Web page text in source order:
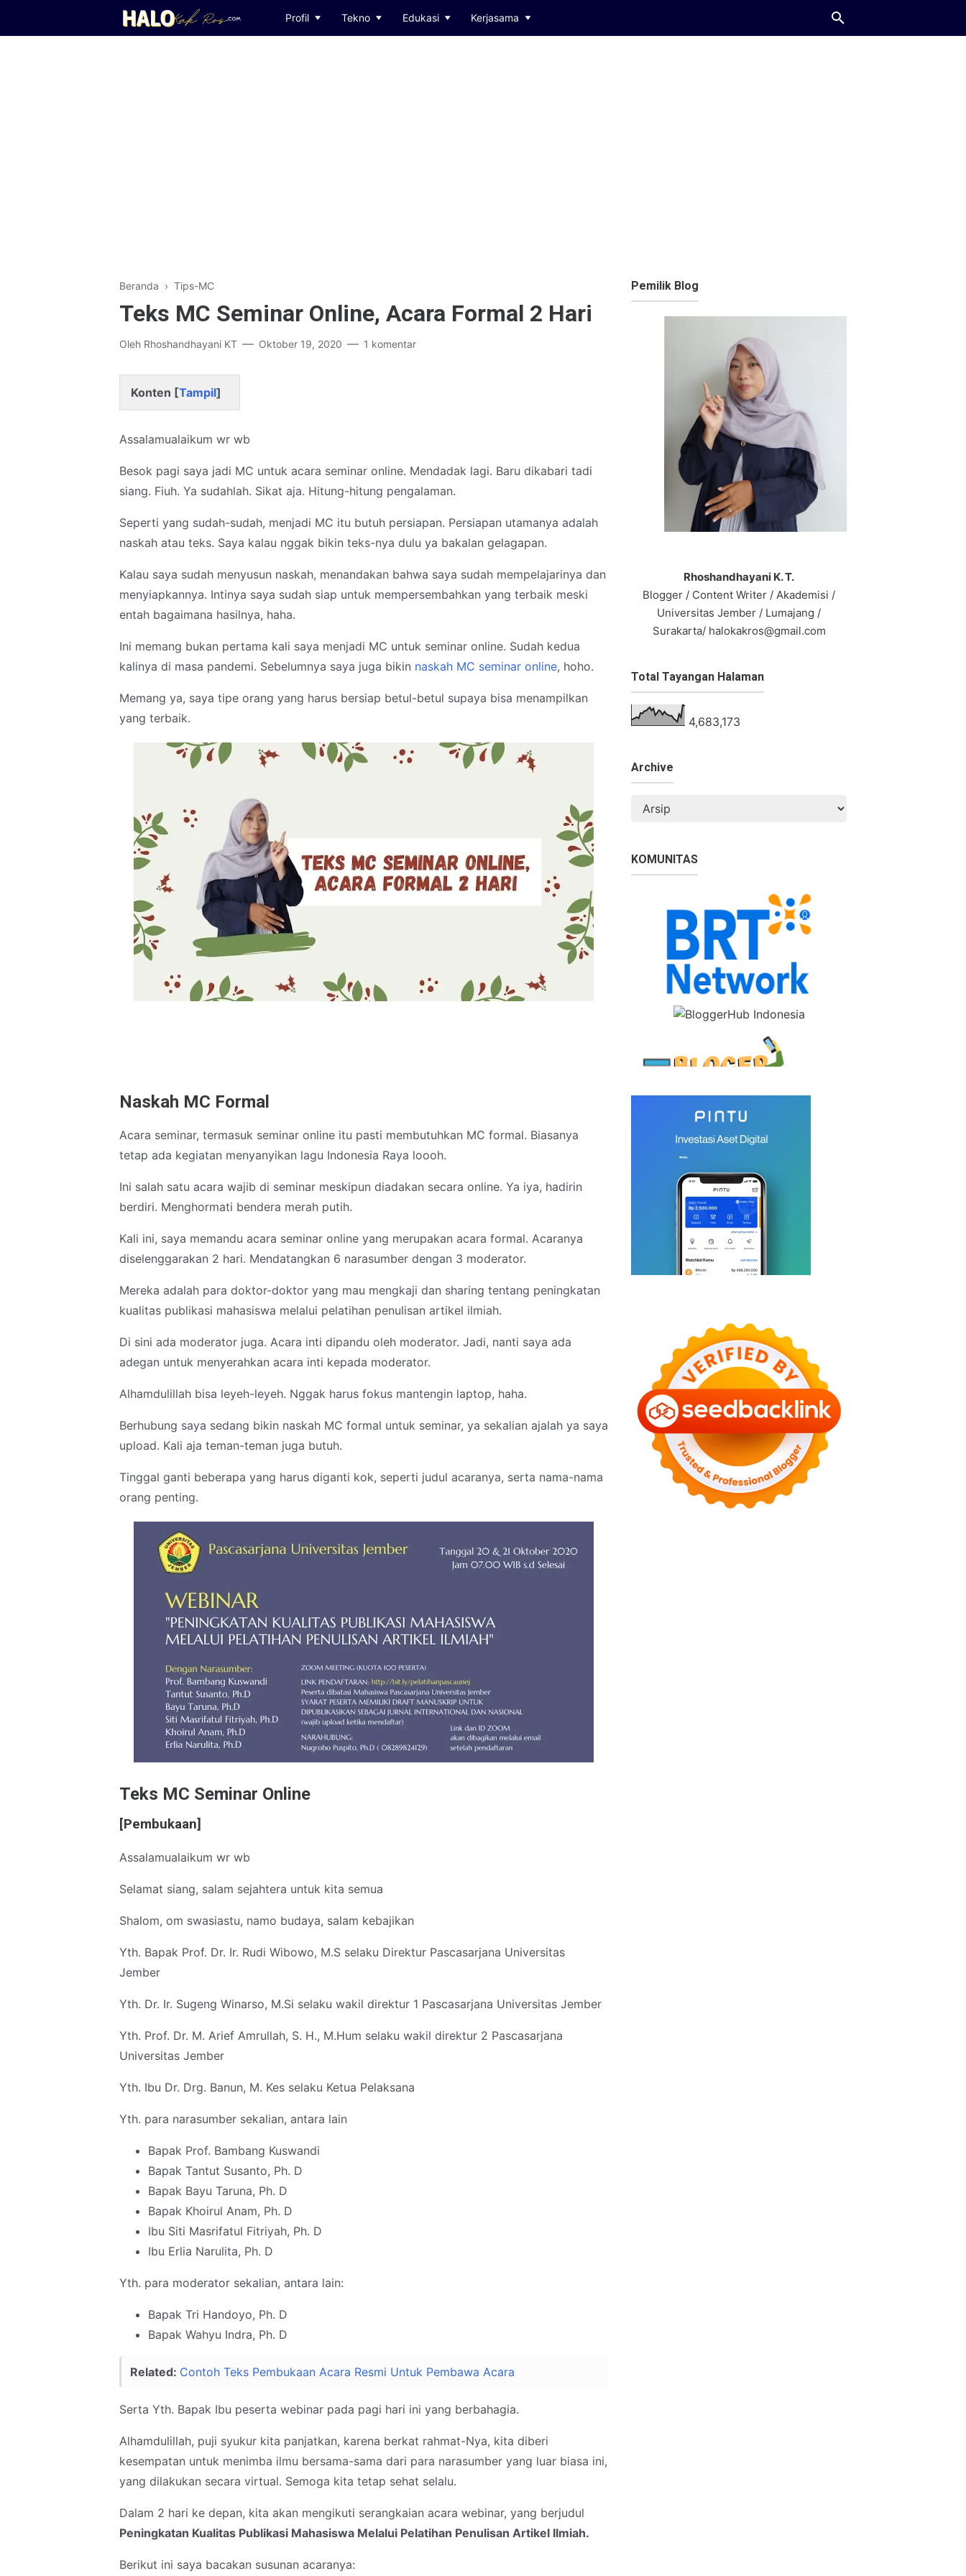
Profil Tekno Edukasi Kerjasama
Beranda › Tips-MC
Teks MC Seminar Online, Acara Formal 2 Hari
Oleh Rhoshandhayani KT Oktober 19, 2020 1 komentar
Konten [Tampil]
Assalamualaikum wr wb
Besok pagi saya jadi MC untuk acara seminar online. Mendadak lagi. Baru dikabari tadi
siang. Fiuh. Ya sudahlah. Sikat aja. Hitung-hitung pengalaman.
Seperti yang sudah-sudah, menjadi MC itu butuh persiapan. Persiapan utamanya adalah
naskah atau teks. Saya kalau nggak bikin teks-nya dulu ya bakalan gelagapan.
Kalau saya sudah menyusun naskah, menandakan bahwa saya sudah mempelajarinya dan
menyiapkannya. Intinya saya sudah siap untuk mempersembahkan yang terbaik meski
entah bagaimana hasilnya, haha.
Ini memang bukan pertama kali saya menjadi MC untuk seminar online. Sudah kedua
kalinya di masa pandemi. Sebelumnya saya juga bikin naskah MC seminar online, hoho.
Memang ya, saya tipe orang yang harus bersiap betul-betul supaya bisa menampilkan
yang terbaik.
Naskah MC Formal
Acara seminar, termasuk seminar online itu pasti membutuhkan MC formal. Biasanya
tetap ada kegiatan menyanyikan lagu Indonesia Raya loooh.
Ini salah satu acara wajib di seminar meskipun diadakan secara online. Ya iya, hadirin
berdiri. Menghormati bendera merah putih.
Kali ini, saya memandu acara seminar online yang merupakan acara formal. Acaranya
diselenggarakan 2 hari. Mendatangkan 6 narasumber dengan 3 moderator.
Mereka adalah para doktor-doktor yang mau mengkaji dan sharing tentang peningkatan
kualitas publikasi mahasiswa melalui pelatihan penulisan artikel ilmiah.
Di sini ada moderator juga. Acara inti dipandu oleh moderator. Jadi, nanti saya ada
adegan untuk menyerahkan acara inti kepada moderator.
Alhamdulillah bisa leyeh-leyeh. Nggak harus fokus mantengin laptop, haha.
Berhubung saya sedang bikin naskah MC formal untuk seminar, ya sekalian ajalah ya saya
upload. Kali aja teman-teman juga butuh.
Tinggal ganti beberapa yang harus diganti kok, seperti judul acaranya, serta nama-nama
orang penting.
Teks MC Seminar Online
[Pembukaan]
Assalamualaikum wr wb
Selamat siang, salam sejahtera untuk kita semua
Shalom, om swasiastu, namo budaya, salam kebajikan
Yth. Bapak Prof. Dr. Ir. Rudi Wibowo, M.S selaku Direktur Pascasarjana Universitas
Jember
Yth. Dr. Ir. Sugeng Winarso, M.Si selaku wakil direktur 1 Pascasarjana Universitas Jember
Yth. Prof. Dr. M. Arief Amrullah, S. H., M.Hum selaku wakil direktur 2 Pascasarjana
Universitas Jember
Yth. Ibu Dr. Drg. Banun, M. Kes selaku Ketua Pelaksana
Yth. para narasumber sekalian, antara lain
Bapak Prof. Bambang Kuswandi
Bapak Tantut Susanto, Ph. D
Bapak Bayu Taruna, Ph. D
Bapak Khoirul Anam, Ph. D
Ibu Siti Masrifatul Fitriyah, Ph. D
Ibu Erlia Narulita, Ph. D
Yth. para moderator sekalian, antara lain:
Bapak Tri Handoyo, Ph. D
Bapak Wahyu Indra, Ph. D
Related: Contoh Teks Pembukaan Acara Resmi Untuk Pembawa Acara
Serta Yth. Bapak Ibu peserta webinar pada pagi hari ini yang berbahagia.
Alhamdulillah, puji syukur kita panjatkan, karena berkat rahmat-Nya, kita diberi
kesempatan untuk menimba ilmu bersama-sama dari para narasumber yang luar biasa ini,
yang dilakukan secara virtual. Semoga kita tetap sehat selalu.
Dalam 2 hari ke depan, kita akan mengikuti serangkaian acara webinar, yang berjudul
Peningkatan Kualitas Publikasi Mahasiswa Melalui Pelatihan Penulisan Artikel Ilmiah.
Berikut ini saya bacakan susunan acaranya:
Pemilik Blog
Rhoshandhayani K. T.
Blogger / Content Writer / Akademisi /
Universitas Jember / Lumajang /
Surakarta/ halokakros@gmail.com
Total Tayangan Halaman
4,683,173
Archive
KOMUNITAS